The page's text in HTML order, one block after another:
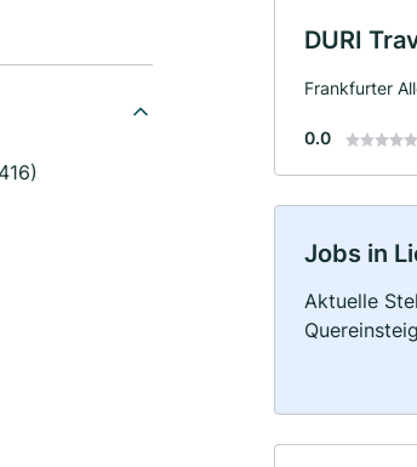
DURI
Frankfurter
0.0
Jobs in
Aktuelle